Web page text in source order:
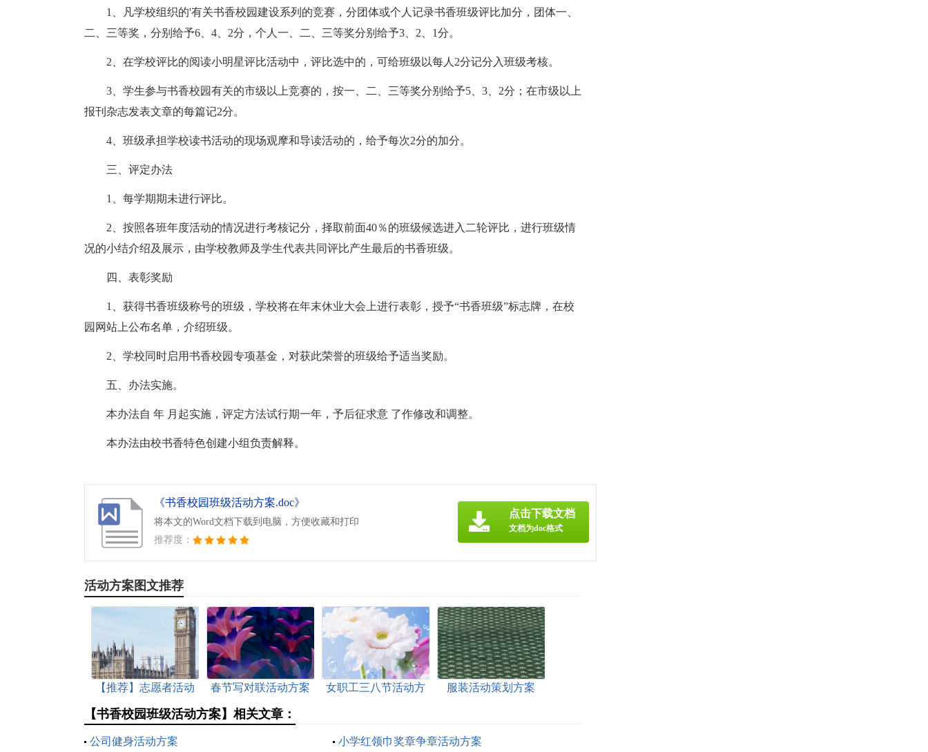
1、凡学校组织的'有关书香校园建设系列的竞赛，分团体或个人记录书香班级评比加分，团体一、
二、三等奖，分别给予6、4、2分，个人一、二、三等奖分别给予3、2、1分。
2、在学校评比的阅读小明星评比活动中，评比选中的，可给班级以每人2分记分入班级考核。
3、学生参与书香校园有关的市级以上竞赛的，按一、二、三等奖分别给予5、3、2分；在市级以上
报刊杂志发表文章的每篇记2分。
4、班级承担学校读书活动的现场观摩和导读活动的，给予每次2分的加分。
三、评定办法
1、每学期期未进行评比。
2、按照各班年度活动的情况进行考核记分，择取前面40％的班级候选进入二轮评比，进行班级情
况的小结介绍及展示，由学校教师及学生代表共同评比产生最后的书香班级。
四、表彰奖励
1、获得书香班级称号的班级，学校将在年末休业大会上进行表彰，授予“书香班级”标志牌，在校
园网站上公布名单，介绍班级。
2、学校同时启用书香校园专项基金，对获此荣誉的班级给予适当奖励。
五、办法实施。
本办法自 年 月起实施，评定方法试行期一年，予后征求意 了作修改和调整。
本办法由校书香特色创建小组负责解释。
《书香校园班级活动方案.doc》
将本文的Word文档下载到电脑，方便收藏和打印
推荐度：
点击下载文档
文档为doc格式
活动方案图文推荐
【推荐】志愿者活动
春节写对联活动方案
女职工三八节活动方
服装活动策划方案
【书香校园班级活动方案】相关文章：
公司健身活动方案 小学红领巾奖章争章活动方案